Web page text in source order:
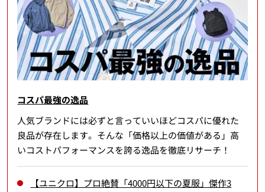
コスパ最強の逸品
人気ブランドには必ずと言っていいほどコスパに優れた
良品が存在します。そんな「価格以上の価値がある」高
いコストパフォーマンスを誇る逸品を徹底リサーチ！
【ユニクロ】プロ絶賛「4000円以下の夏服」傑作3